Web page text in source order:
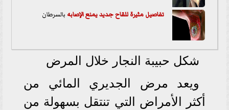
تفاصيل مثيرة للقاح جديد يمنع الإصابه بالسرطان
شكل حبيبة النجار خلال المرض
ويعد مرض الجديري المائي من
أكثر الأمراض التي تنتقل بسهولة من